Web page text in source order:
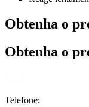
Obtenha o
Obtenha o
Telefone: